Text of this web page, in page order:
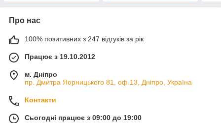
Про нас
100% позитивних з 247 відгуків за рік
Працює з 19.10.2012
м. Дніпро
пр. Дмитра Яорницького 81, оф.13, Дніпро, Україна
Контакти
Сьогодні працює з 09:00 до 19:00